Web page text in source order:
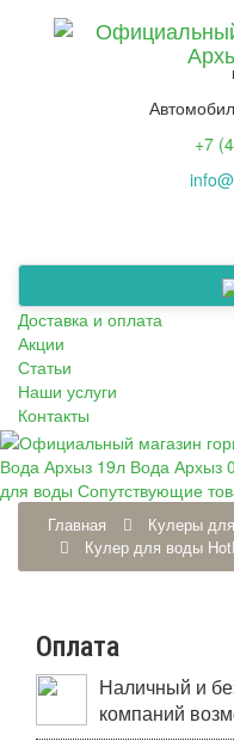
+7
Вода
Вода Архыз
Кулеры
Доставка и оплата
Акции
Статьи
Наши услуги
Контакты
Вода Архыз 19л Вода Архыз
для воды Сопутствующие
Главная
Кулеры
Кулер для воды
Оплата
Наличный и
компаний